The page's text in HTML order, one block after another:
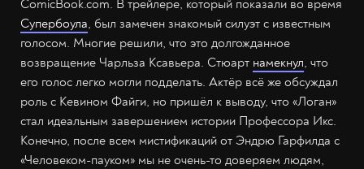
ComicBook.com. В трейлере, который показали во время
Супербоула, был замечен знакомый силуэт с известным
голосом. Многие решили, что это долгожданное
возвращение Чарльза Ксавьера. Стюарт намекнул, что
его голос легко могли подделать. Актёр всё же обсуждал
роль с Кевином Файги, но пришёл к выводу, что «Логан»
стал идеальным завершением истории Профессора Икс.
Конечно, после всем мистификаций от Эндрю Гарфилда с
«Человеком-пауком» мы не очень-то доверяем людям,